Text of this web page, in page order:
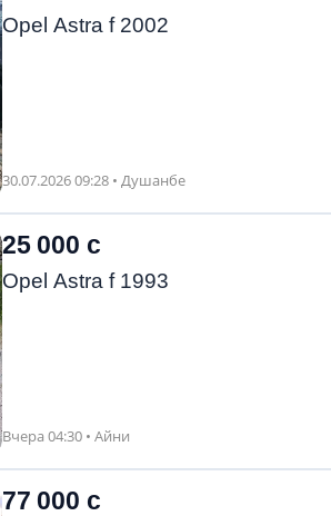
Opel Astra f 2002
30.07.2026 09:28 • Душанбе
25 000 с
Opel Astra f 1993
Вчера 04:30 • Айни
77 000 с